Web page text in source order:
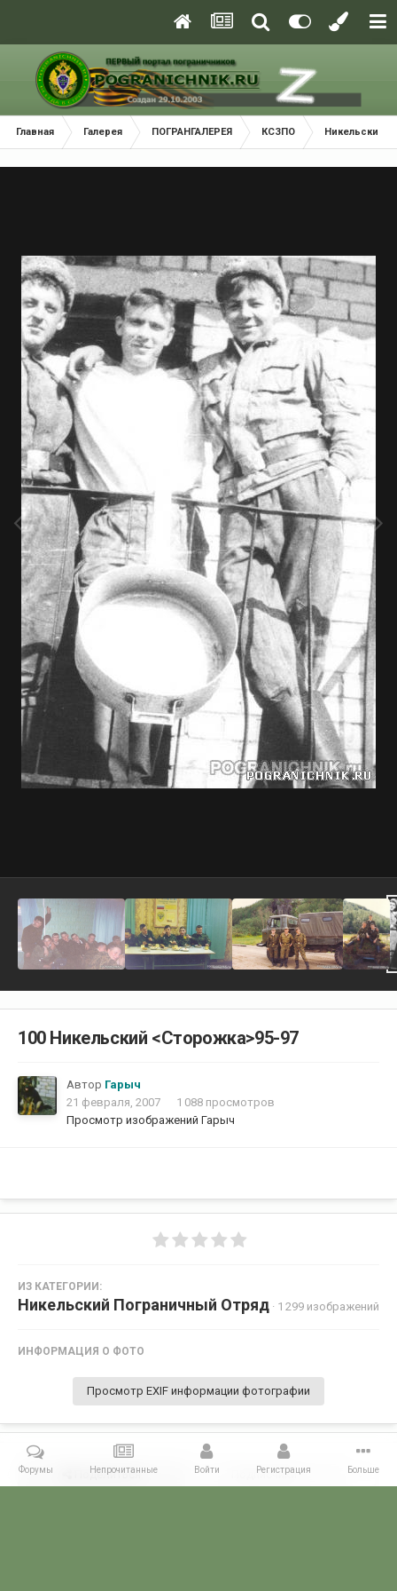
Главная Галерея ПОГРАНГАЛЕРЕЯ КСЗПО Никельский
100 Никельский <Cторожка>95-97
Автор Гарыч
21 февраля, 2007
1 088 просмотров
Просмотр изображений Гарыч
ИЗ КАТЕГОРИИ:
Никельский Пограничный Отряд · 1 299 изображений
ИНФОРМАЦИЯ О ФОТО
Просмотр EXIF информации фотографии
Поделиться Подписчики 0
Форумы Непрочитанные Войти Регистрация Больше